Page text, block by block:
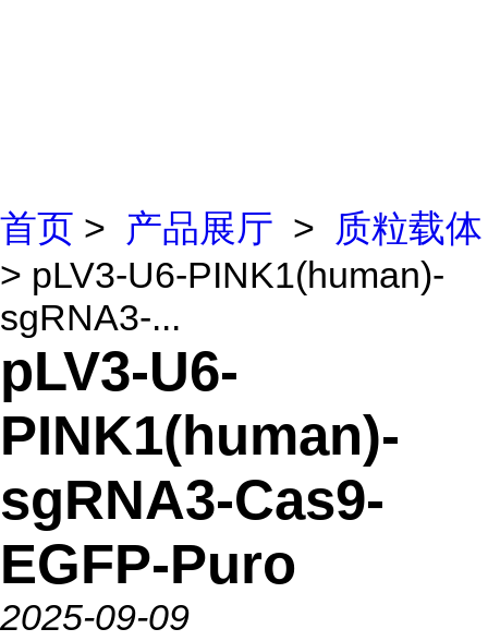
首页 > 产品展厅 >
质粒载体
> pLV3-U6-PINK1(human)-
sgRNA3-...
pLV3-U6-
PINK1(human)-
sgRNA3-Cas9-
EGFP-Puro
2025-09-09